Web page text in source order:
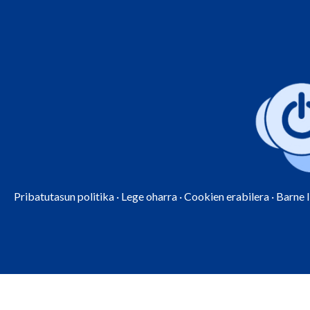
Pribatutasun politika · Lege oharra ·Cookien erabilera · Barne